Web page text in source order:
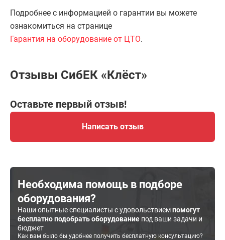
Подробнее с информацией о гарантии вы можете
ознакомиться на странице
Гарантия на оборудование от ЦТО.
Отзывы СибЕК «Клёст»
Оставьте первый отзыв!
Написать отзыв
Необходима помощь в подборе
оборудования?
Наши опытные специалисты с удовольствиемпомогут
бесплатно подобрать оборудование под ваши задачи и
бюджет
Как вам было бы удобнее получить бесплатную консультацию?